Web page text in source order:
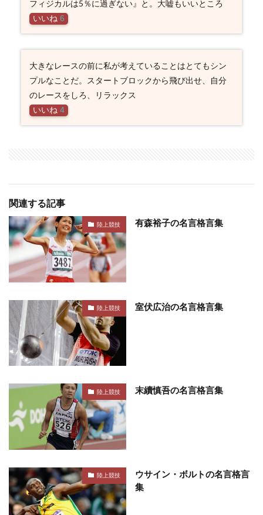
フィジカルは5％に過ぎない』と。大嘘もいいところ
いいね 6
大きなレースの前に私が考えていることはとてもシン
プルなことだ。スタートブロックから飛び出せ、自分
のレースをしろ、リラックス
いいね 4
関連する記事
陸上競技 有森裕子の名言格言集
陸上競技 室伏広治の名言格言集
陸上競技 末續慎吾の名言格言集
陸上競技
ウサイン・ボルトの名言格言
集